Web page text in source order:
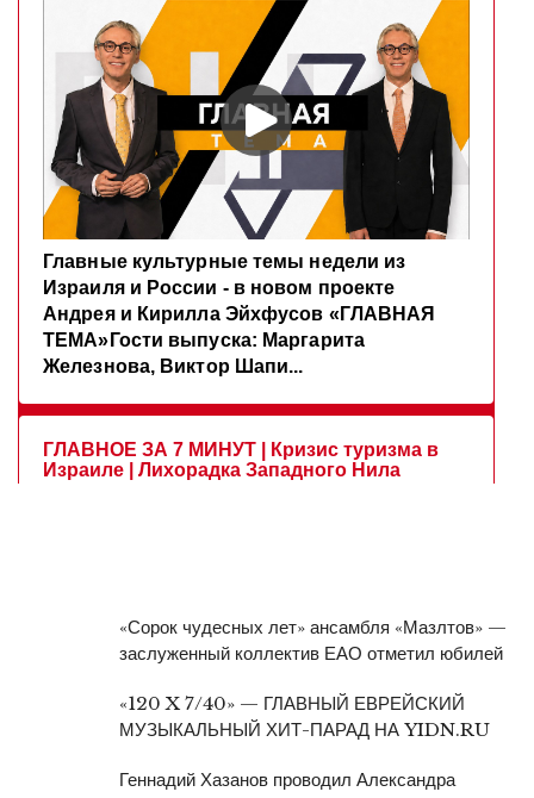
«Сорок чудесных лет» ансамбля «Мазлтов» —
заслуженный коллектив ЕАО отметил юбилей
«120 X 7/40» — ГЛАВНЫЙ ЕВРЕЙСКИЙ
МУЗЫКАЛЬНЫЙ ХИТ-ПАРАД НА YIDN.RU
Геннадий Хазанов проводил Александра